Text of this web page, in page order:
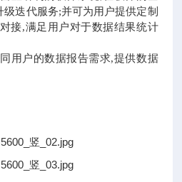
迭代服务;并可为用户提供定制
接,满足用户对于数据结果统计
用户的数据报告需求,提供数据